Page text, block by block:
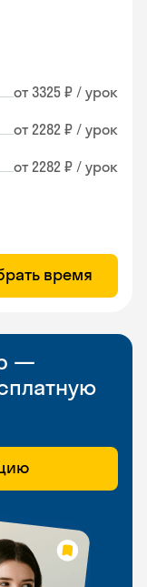
от 3325 ₽ / урок
от 2282 ₽ / урок
от 2282 ₽ / урок
время
—